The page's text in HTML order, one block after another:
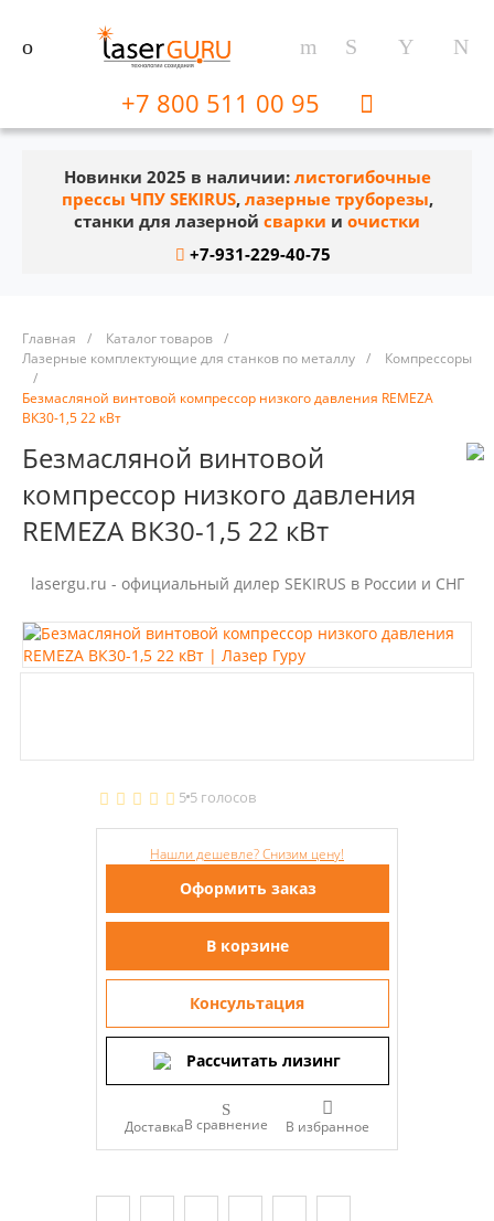
+7 800 511 00 95
Новинки 2025 в наличии: листогибочные
прессы ЧПУ SEKIRUS, лазерные труборезы,
станки для лазерной сварки и очистки
+7-931-229-40-75
Главная / Каталог товаров /
Лазерные комплектующие для станков по металлу /
Компрессоры
/
Безмасляной винтовой компрессор низкого давления REMEZA
ВК30-1,5 22 кВт
Безмасляной винтовой
компрессор низкого давления
REMEZA ВК30-1,5 22 кВт
lasergu.ru - официальный дилер SEKIRUS в России и СНГ
5 5 голосов
Нашли дешевле? Снизим цену!
Оформить заказ
В корзине
Консультация
Рассчитать лизинг
ДоставкаВ сравнение